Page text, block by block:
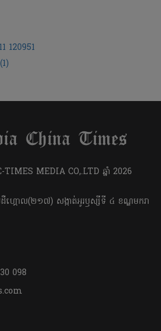
MEDIA CO,.LTD ឆ្នាំ​ 2026
ហ្គោល(២១៧) សង្កាត់អូរឫស្សីទី ៤ ខណ្ឌមករា
098